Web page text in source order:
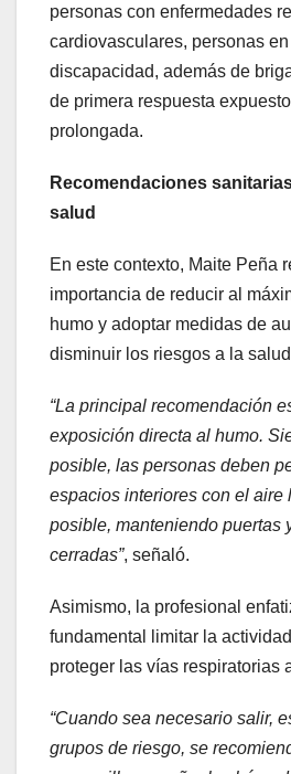
personas con enfermedades
cardiovasculares, personas
discapacidad, además de
de primera respuesta
prolongada.
Recomendaciones
salud
En este contexto, Maite Peña
importancia de reducir al
humo y adoptar medidas de
disminuir los riesgos a la
“La principal recomendación
exposición directa al humo.
posible, las personas deben
espacios interiores con el aire
posible, manteniendo puertas
cerradas”, señaló.
Asimismo, la profesional
fundamental limitar la
proteger las vías respiratorias
“Cuando sea necesario salir,
grupos de riesgo, se